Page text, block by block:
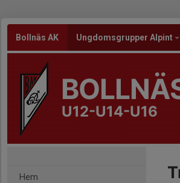
Bollnäs AK Ungdomsgrupper Alpint
U12-U14-U16
Hem